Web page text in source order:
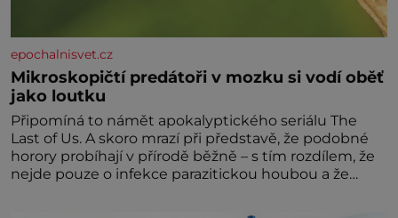
epochalnisvet.cz
Mikroskopičtí predátoři v mozku si vodí oběť
jako loutku
Připomíná to námět apokalyptického seriálu The
Last of Us. A skoro mrazí při představě, že podobné
horory probíhají v přírodě běžně – s tím rozdílem, že
nejde pouze o infekce parazitickou houbou a že